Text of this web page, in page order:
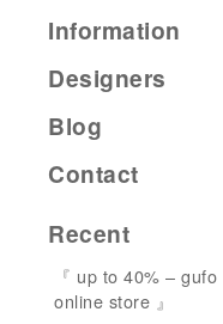
Information
Designers
Blog
Contact
Recent
『 up to 40% – gufo
online store 』